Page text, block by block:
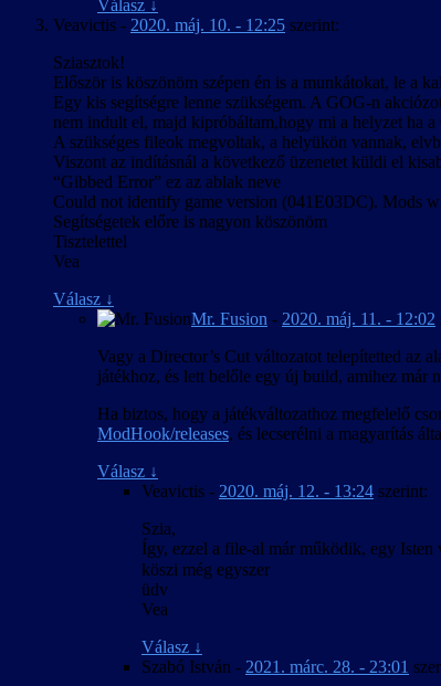
Válasz ↓
Veavictis - 2020. máj. 10. - 12:25 szerint:
Sziasztok!
Először is köszönöm szépen én is a munkátokat, le a
Egy kis segítségre lenne szükségem. A GOG-n
nem indult el, majd kipróbáltam,hogy mi a helyzet ha
A szükséges fileok megvoltak, a helyükön vannak,
Viszont az indításnál a következő üzenetet küldi el
“Gibbed Error” ez az ablak neve
Could not identify game version (041E03DC). Mods
Segítségetek előre is nagyon köszönöm
Tisztelettel
Vea
Válasz ↓
Mr. Fusion - 2020. máj. 11. - 12:02
Vagy a Director’s Cut változatot telepítetted az
játékhoz, és lett belőle egy új build, amihez már
Ha biztos, hogy a játékváltozathoz megfelelő
ModHook/releases, és lecserélni a magyarítás
Válasz ↓
Veavictis - 2020. máj. 12. - 13:24 szerint:
Szia,
Így, ezzel a file-al már működik, egy Isten
köszi még egyszer
üdv
Vea
Válasz ↓
Szabó István - 2021. márc. 28. - 23:01